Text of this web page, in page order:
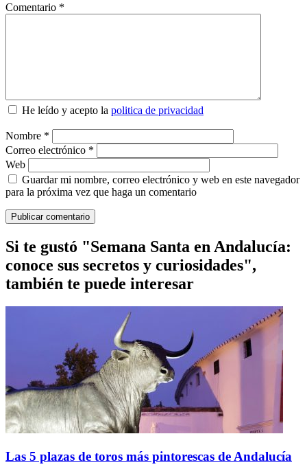
Comentario *
He leído y acepto la politica de privacidad
Nombre *
Correo electrónico *
Web
Guardar mi nombre, correo electrónico y web en este navegador
para la próxima vez que haga un comentario
Si te gustó "Semana Santa en Andalucía:
conoce sus secretos y curiosidades",
también te puede interesar
Las 5 plazas de toros más pintorescas de Andalucía